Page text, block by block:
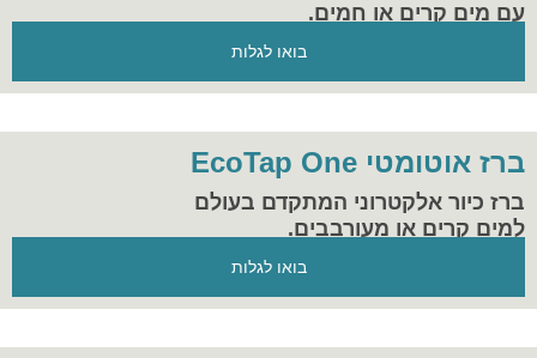
עם מים קרים או חמים.
בואו לגלות
ברז אוטומטי EcoTap One
ברז כיור אלקטרוני המתקדם בעולם
למים קרים או מעורבבים.
הפתרון המושלם להיגיינה וחסכון במים
בואו לגלות